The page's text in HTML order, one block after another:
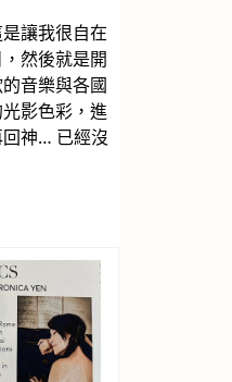
讓我很自在
然後就是開
音樂與各國
影色彩，進
神… 已經沒